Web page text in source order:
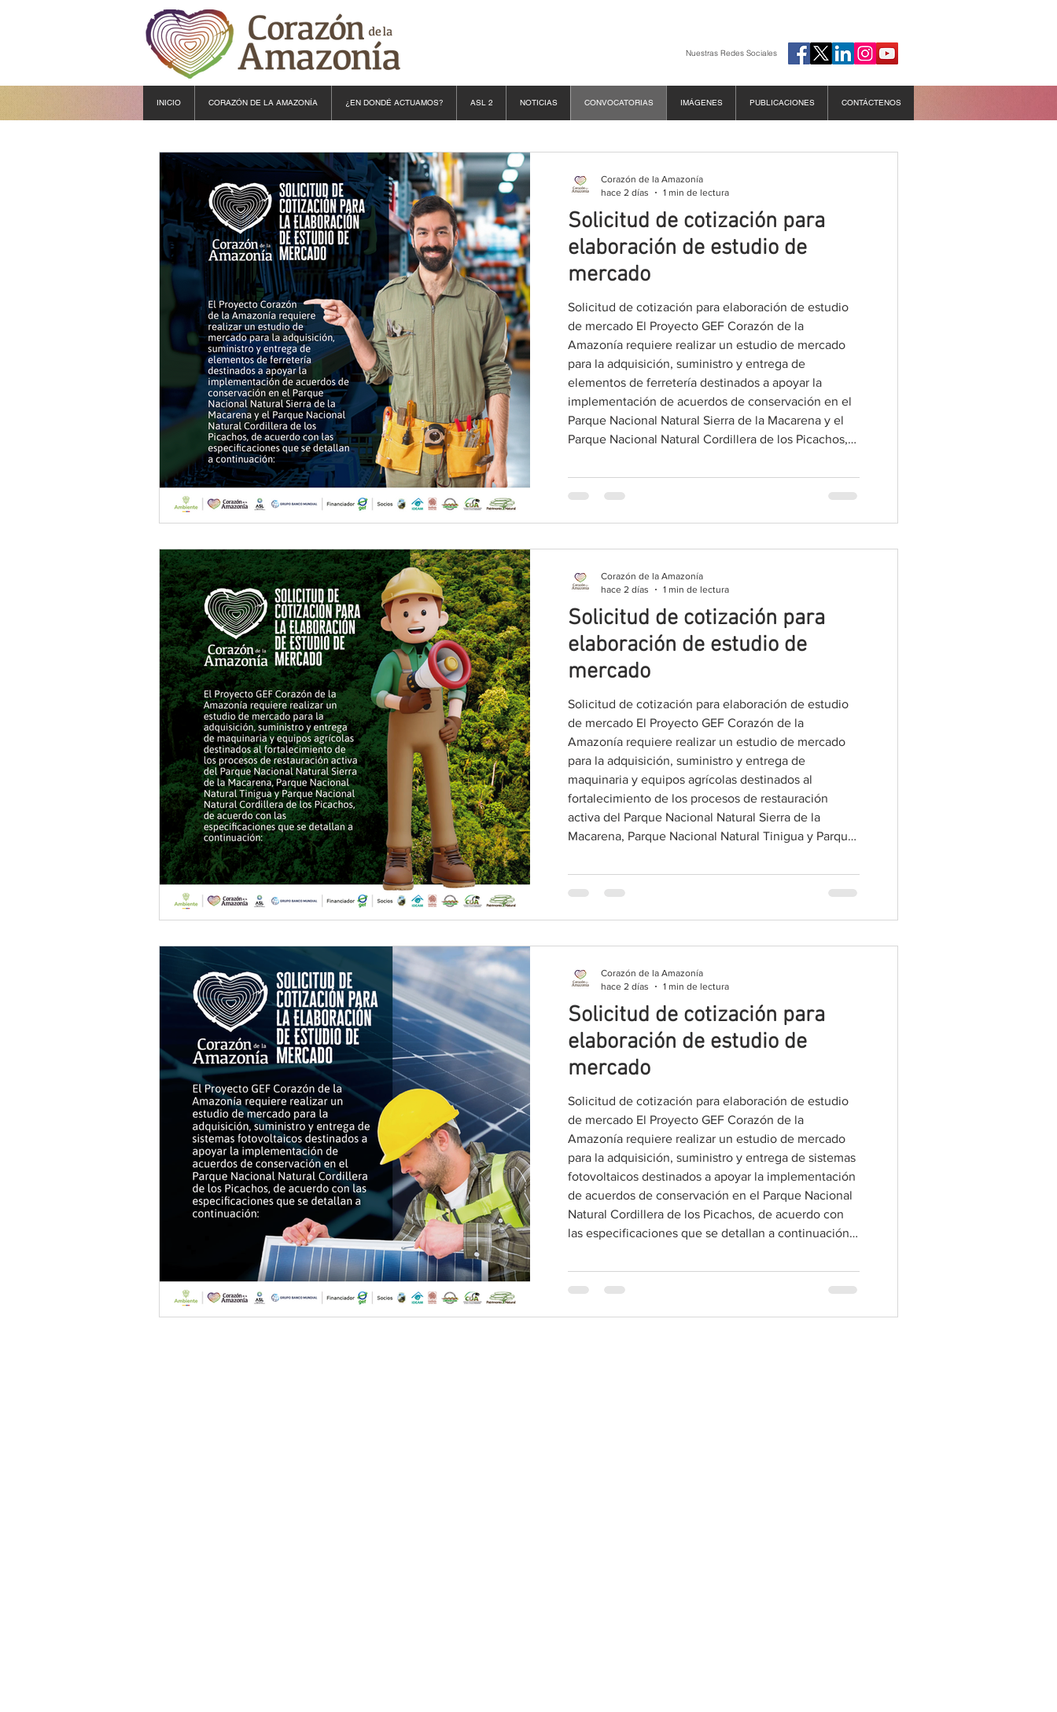
Nuestras Redes Sociales
Solicitud de cotización para
elaboración de estudio de
mercado
Solicitud de cotización para elaboración de estudio
de mercado El Proyecto GEF Corazón de la
Amazonía requiere realizar un estudio de mercado
para la adquisición, suministro y entrega de
elementos de ferretería destinados a apoyar la
implementación de acuerdos de conservación en el
Parque Nacional Natural Sierra de la Macarena y el
Parque Nacional Natural Cordillera de los Picachos,
a continuación: Corazón de la Amazonía –
Corazón de la Amazonía
hace 2 días
1 min de lectura
Solicitud de cotización para
elaboración de estudio de
mercado
Solicitud de cotización para elaboración de estudio
de mercado El Proyecto GEF Corazón de la
Amazonía requiere realizar un estudio de mercado
para la adquisición, suministro y entrega de
maquinaria y equipos agrícolas destinados al
fortalecimiento de los procesos de restauración
activa del Parque Nacional Natural Sierra de la
Macarena, Parque Nacional Natural Tinigua y Parque
acuerdo con las especificaciones que se detallan a
co
Corazón de la Amazonía
hace 2 días
1 min de lectura
Solicitud de cotización para
elaboración de estudio de
mercado
Solicitud de cotización para elaboración de estudio
de mercado El Proyecto GEF Corazón de la
Amazonía requiere realizar un estudio de mercado
para la adquisición, suministro y entrega de sistemas
fotovoltaicos destinados a apoyar la implementación
de acuerdos de conservación en el Parque Nacional
Natural Cordillera de los Picachos, de acuerdo con
las especificaciones que se detallan a continuación:
biodiversidad con el desarrollo sosten
Corazón de la Amazonía
hace 2 días
1 min de lectura
INICIO CORAZÓN DE LA AMAZONÍA ¿EN DONDÉ ACTUAMOS? ASL 2 NOTICIAS CONVOCATORIAS IMÁGENES PUBLICACIONES CONTÁCTENOS